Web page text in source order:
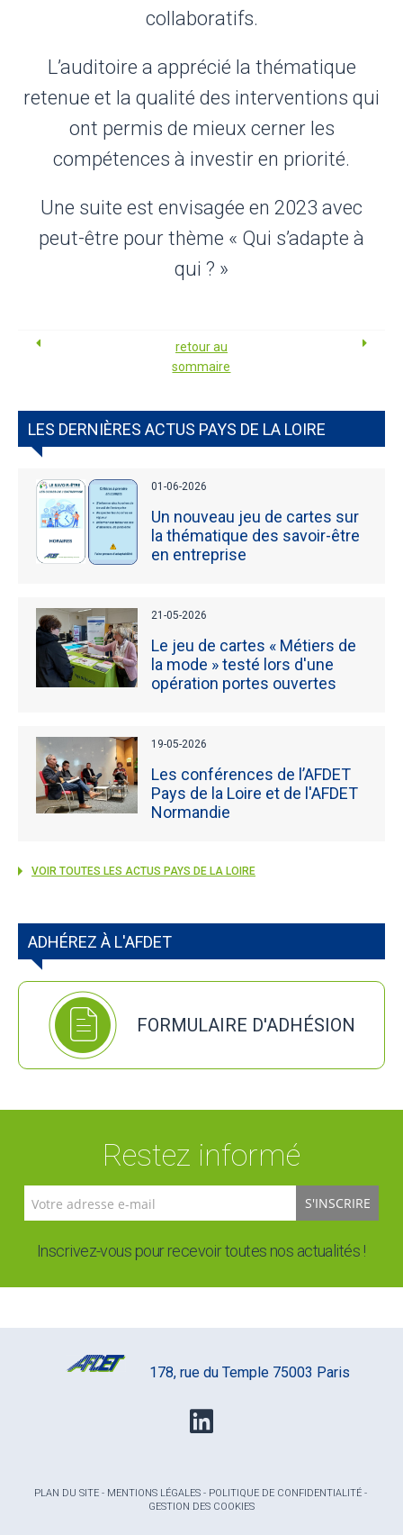
collaboratifs.
L’auditoire a apprécié la thématique
retenue et la qualité des interventions qui
ont permis de mieux cerner les
compétences à investir en priorité.
Une suite est envisagée en 2023 avec
peut-être pour thème « Qui s’adapte à
qui ? »
retour au
sommaire
LES DERNIÈRES ACTUS PAYS DE LA LOIRE
01-06-2026
Un nouveau jeu de cartes sur
la thématique des savoir-être
en entreprise
21-05-2026
Le jeu de cartes « Métiers de
la mode » testé lors d'une
opération portes ouvertes
19-05-2026
Les conférences de l’AFDET
Pays de la Loire et de l'AFDET
Normandie
VOIR TOUTES LES ACTUS PAYS DE LA LOIRE
ADHÉREZ À L'AFDET
FORMULAIRE D'ADHÉSION
Restez informé
S'INSCRIRE
Inscrivez-vous pour recevoir toutes nos actualités !
178, rue du Temple 75003 Paris
PLAN DU SITE- MENTIONS LÉGALES- POLITIQUE DE CONFIDENTIALITÉ-
GESTION DES COOKIES